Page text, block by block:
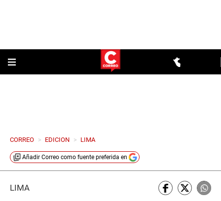
CORREO > EDICION > LIMA
Añadir Correo como fuente preferida en
LIMA